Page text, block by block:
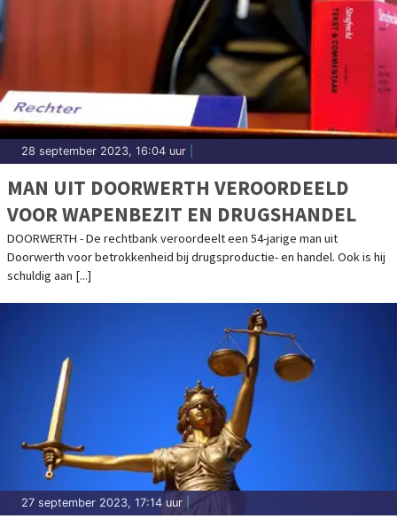
28 september 2023, 16:04 uur
MAN UIT DOORWERTH VEROORDEELD
VOOR WAPENBEZIT EN DRUGSHANDEL
DOORWERTH - De rechtbank veroordeelt een 54-jarige man uit
Doorwerth voor betrokkenheid bij drugsproductie- en handel. Ook is hij
schuldig aan [...]
27 september 2023, 17:14 uur